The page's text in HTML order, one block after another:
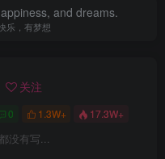
and dreams.
乐，有梦想
关注
0 1.3W+ 17.3W+
没有写...